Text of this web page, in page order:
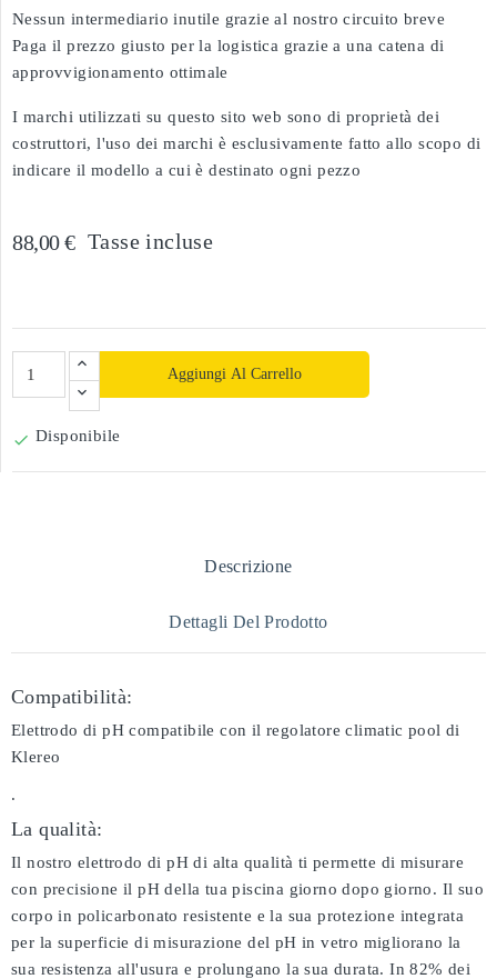
Nessun intermediario inutile grazie al nostro circuito breve
Paga il prezzo giusto per la logistica grazie a una catena di
approvvigionamento ottimale
I marchi utilizzati su questo sito web sono di proprietà dei
costruttori, l'uso dei marchi è esclusivamente fatto allo scopo di
indicare il modello a cui è destinato ogni pezzo
88,00 € Tasse incluse
Aggiungi Al Carrello
 Disponibile
Descrizione
Dettagli Del Prodotto
Compatibilità:
Elettrodo di pH compatibile con il regolatore climatic pool di
Klereo
.
La qualità:
Il nostro elettrodo di pH di alta qualità ti permette di misurare
con precisione il pH della tua piscina giorno dopo giorno. Il suo
corpo in policarbonato resistente e la sua protezione integrata
per la superficie di misurazione del pH in vetro migliorano la
sua resistenza all'usura e prolungano la sua durata. In 82% dei